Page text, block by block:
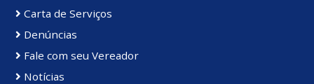
Carta de Serviços
Denúncias
Fale com seu Vereador
Notícias